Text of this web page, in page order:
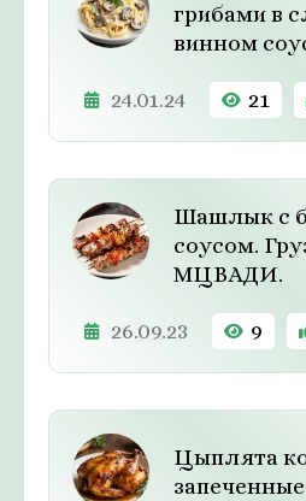
грибами в
винном
24.01.24 21
Шашлык с
соусом.
МЦВАДИ.
26.09.23 9
Цыплята